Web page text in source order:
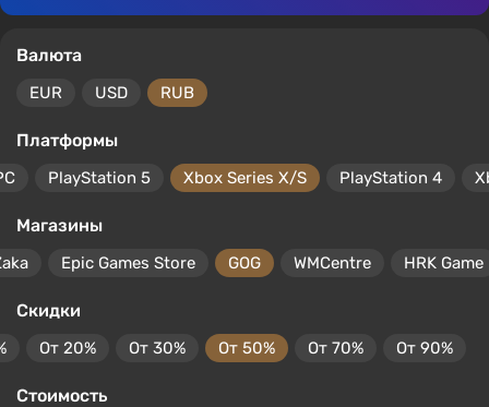
Валюта
EUR USD RUB
Платформы
PlayStation 5 Xbox Series X/S PlayStation 4
Магазины
Epic Games Store GOG WMCentre HRK Game
Скидки
От 20% От 30% От 50% От 70% От 90%
Стоимость